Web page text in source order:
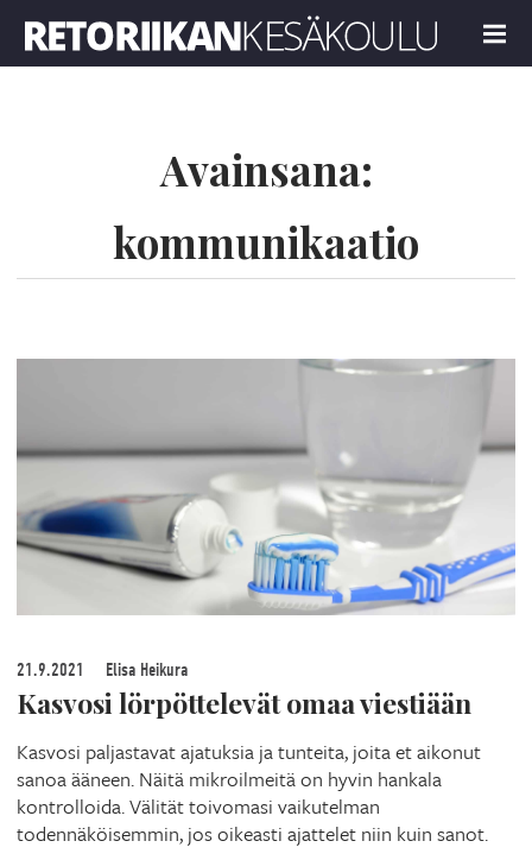
MENU
Avainsana:
kommunikaatio
21.9.2021 Elisa Heikura
Kasvosi lörpöttelevät omaa viestiään
Kasvosi paljastavat ajatuksia ja tunteita, joita et aikonut
sanoa ääneen. Näitä mikroilmeitä on hyvin hankala
kontrolloida. Välität toivomasi vaikutelman
todennäköisemmin, jos oikeasti ajattelet niin kuin sanot.